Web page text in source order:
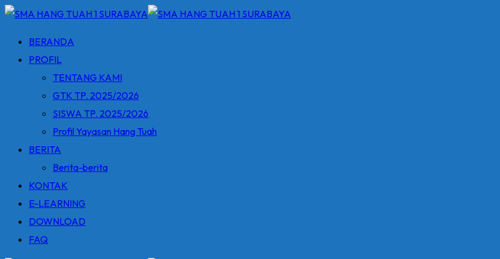
Skip
content
BERANDA
PROFIL
TENTANG KAMI
GTK TP. 2025/2026
SISWA TP. 2025/2026
Profil Yayasan Hang Tuah
BERITA
Berita-berita
KONTAK
E-LEARNING
DOWNLOAD
FAQ